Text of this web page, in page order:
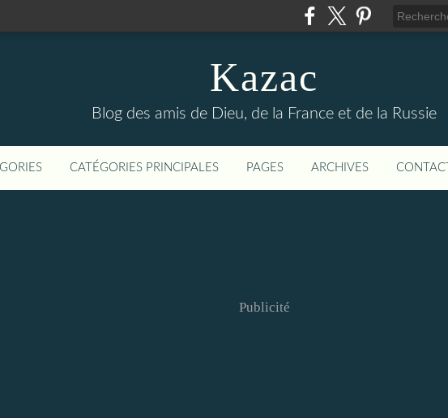
Kazac
Blog des amis de Dieu, de la France et de la Russie
CATÉGORIES PRINCIPALES PAGES ARCHIVES CONTACT
Publicité